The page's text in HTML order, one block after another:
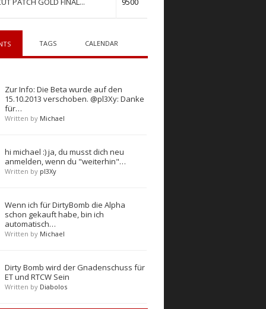
TAGS CALENDAR
Zur Info: Die Beta wurde auf den
15.10.2013 verschoben. @pl3Xy: Danke
für…
Written by Michael
hi michael :) ja, du musst dich neu
anmelden, wenn du "weiterhin"…
Written by pl3Xy
Wenn ich für DirtyBomb die Alpha
schon gekauft habe, bin ich
automatisch…
Written by Michael
Dirty Bomb wird der Gnadenschuss für
ET und RTCW Sein
Written by Diabolos